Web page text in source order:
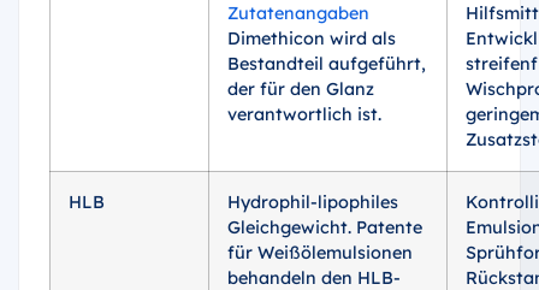
Zutatenangaben
Dimethicon wird als
Bestandteil aufgeführt,
der für den Glanz
verantwortlich ist.
HLB
Hydrophil-lipophiles
Gleichgewicht. Patente
für Weißölemulsionen
behandeln den HLB-